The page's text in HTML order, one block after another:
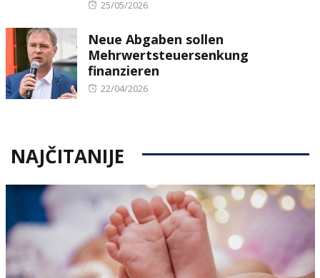
Posted
25/05/2026
Neue Abgaben sollen
Mehrwertsteuersenkung
finanzieren
Posted
22/04/2026
NAJČITANIJE